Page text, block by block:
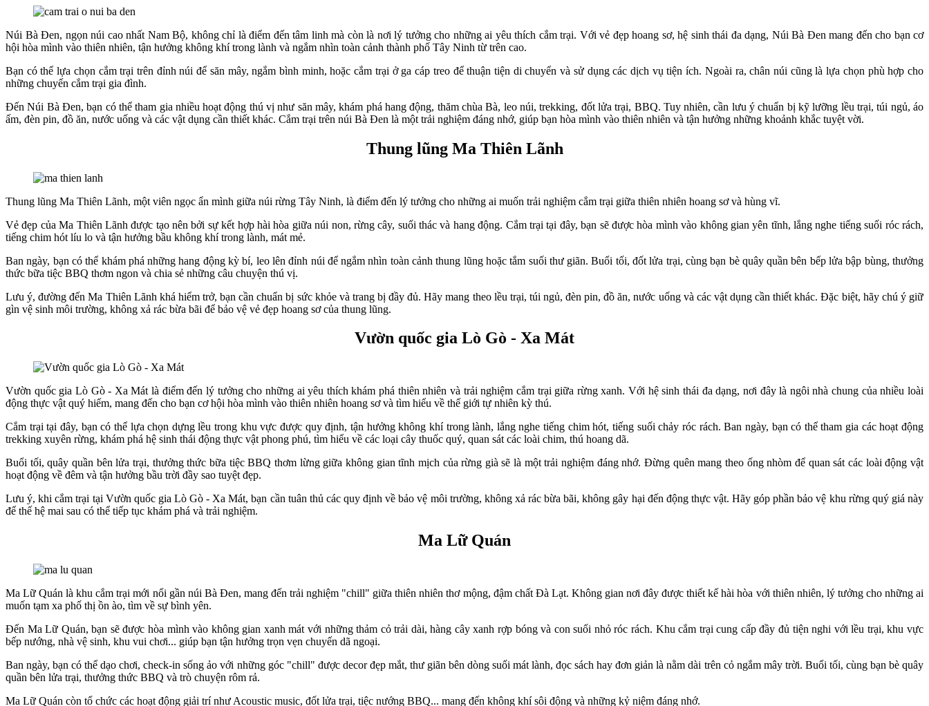
Núi Bà Đen, ngọn núi cao nhất Nam Bộ, không chỉ là điểm đến tâm linh mà còn là nơi lý tưởng cho những ai yêu thích cắm trại. Với vẻ đẹp hoang sơ, hệ sinh thái đa dạng, Núi Bà Đen mang đến cho bạn cơ
hội hòa mình vào thiên nhiên, tận hưởng không khí trong lành và ngắm nhìn toàn cảnh thành phố Tây Ninh từ trên cao.
Bạn có thể lựa chọn cắm trại trên đỉnh núi để săn mây, ngắm bình minh, hoặc cắm trại ở ga cáp treo để thuận tiện di chuyển và sử dụng các dịch vụ tiện ích. Ngoài ra, chân núi cũng là lựa chọn phù hợp cho
những chuyến cắm trại gia đình.
Đến Núi Bà Đen, bạn có thể tham gia nhiều hoạt động thú vị như săn mây, khám phá hang động, thăm chùa Bà, leo núi, trekking, đốt lửa trại, BBQ. Tuy nhiên, cần lưu ý chuẩn bị kỹ lưỡng lều trại, túi ngủ, áo
ấm, đèn pin, đồ ăn, nước uống và các vật dụng cần thiết khác. Cắm trại trên núi Bà Đen là một trải nghiệm đáng nhớ, giúp bạn hòa mình vào thiên nhiên và tận hưởng những khoảnh khắc tuyệt vời.
Thung lũng Ma Thiên Lãnh
Thung lũng Ma Thiên Lãnh, một viên ngọc ẩn mình giữa núi rừng Tây Ninh, là điểm đến lý tưởng cho những ai muốn trải nghiệm cắm trại giữa thiên nhiên hoang sơ và hùng vĩ.
Vẻ đẹp của Ma Thiên Lãnh được tạo nên bởi sự kết hợp hài hòa giữa núi non, rừng cây, suối thác và hang động. Cắm trại tại đây, bạn sẽ được hòa mình vào không gian yên tĩnh, lắng nghe tiếng suối róc rách,
tiếng chim hót líu lo và tận hưởng bầu không khí trong lành, mát mẻ.
Ban ngày, bạn có thể khám phá những hang động kỳ bí, leo lên đỉnh núi để ngắm nhìn toàn cảnh thung lũng hoặc tắm suối thư giãn. Buổi tối, đốt lửa trại, cùng bạn bè quây quần bên bếp lửa bập bùng, thưởng
thức bữa tiệc BBQ thơm ngon và chia sẻ những câu chuyện thú vị.
Lưu ý, đường đến Ma Thiên Lãnh khá hiểm trở, bạn cần chuẩn bị sức khỏe và trang bị đầy đủ. Hãy mang theo lều trại, túi ngủ, đèn pin, đồ ăn, nước uống và các vật dụng cần thiết khác. Đặc biệt, hãy chú ý giữ
gìn vệ sinh môi trường, không xả rác bừa bãi để bảo vệ vẻ đẹp hoang sơ của thung lũng.
Vườn quốc gia Lò Gò - Xa Mát
Vườn quốc gia Lò Gò - Xa Mát là điểm đến lý tưởng cho những ai yêu thích khám phá thiên nhiên và trải nghiệm cắm trại giữa rừng xanh. Với hệ sinh thái đa dạng, nơi đây là ngôi nhà chung của nhiều loài
động thực vật quý hiếm, mang đến cho bạn cơ hội hòa mình vào thiên nhiên hoang sơ và tìm hiểu về thế giới tự nhiên kỳ thú.
Cắm trại tại đây, bạn có thể lựa chọn dựng lều trong khu vực được quy định, tận hưởng không khí trong lành, lắng nghe tiếng chim hót, tiếng suối chảy róc rách. Ban ngày, bạn có thể tham gia các hoạt động
trekking xuyên rừng, khám phá hệ sinh thái động thực vật phong phú, tìm hiểu về các loại cây thuốc quý, quan sát các loài chim, thú hoang dã.
Buổi tối, quây quần bên lửa trại, thưởng thức bữa tiệc BBQ thơm lừng giữa không gian tĩnh mịch của rừng già sẽ là một trải nghiệm đáng nhớ. Đừng quên mang theo ống nhòm để quan sát các loài động vật
hoạt động về đêm và tận hưởng bầu trời đầy sao tuyệt đẹp.
Lưu ý, khi cắm trại tại Vườn quốc gia Lò Gò - Xa Mát, bạn cần tuân thủ các quy định về bảo vệ môi trường, không xả rác bừa bãi, không gây hại đến động thực vật. Hãy góp phần bảo vệ khu rừng quý giá này
để thế hệ mai sau có thể tiếp tục khám phá và trải nghiệm.
Ma Lữ Quán
Ma Lữ Quán là khu cắm trại mới nổi gần núi Bà Đen, mang đến trải nghiệm "chill" giữa thiên nhiên thơ mộng, đậm chất Đà Lạt. Không gian nơi đây được thiết kế hài hòa với thiên nhiên, lý tưởng cho những ai
muốn tạm xa phố thị ồn ào, tìm về sự bình yên.
Đến Ma Lữ Quán, bạn sẽ được hòa mình vào không gian xanh mát với những thảm cỏ trải dài, hàng cây xanh rợp bóng và con suối nhỏ róc rách. Khu cắm trại cung cấp đầy đủ tiện nghi với lều trại, khu vực
bếp nướng, nhà vệ sinh, khu vui chơi... giúp bạn tận hưởng trọn vẹn chuyến dã ngoại.
Ban ngày, bạn có thể dạo chơi, check-in sống ảo với những góc "chill" được decor đẹp mắt, thư giãn bên dòng suối mát lành, đọc sách hay đơn giản là nằm dài trên cỏ ngắm mây trời. Buổi tối, cùng bạn bè quây
quần bên lửa trại, thưởng thức BBQ và trò chuyện rôm rả.
Ma Lữ Quán còn tổ chức các hoạt động giải trí như Acoustic music, đốt lửa trại, tiệc nướng BBQ... mang đến không khí sôi động và những kỷ niệm đáng nhớ.